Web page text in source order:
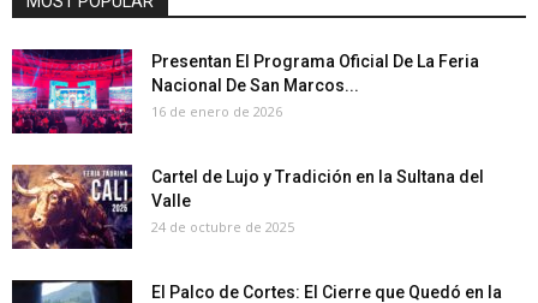
Presentan El Programa Oficial De La Feria
Nacional De San Marcos...
16 de enero de 2026
Cartel de Lujo y Tradición en la Sultana del
Valle
24 de octubre de 2025
El Palco de Cortes: El Cierre que Quedó en la